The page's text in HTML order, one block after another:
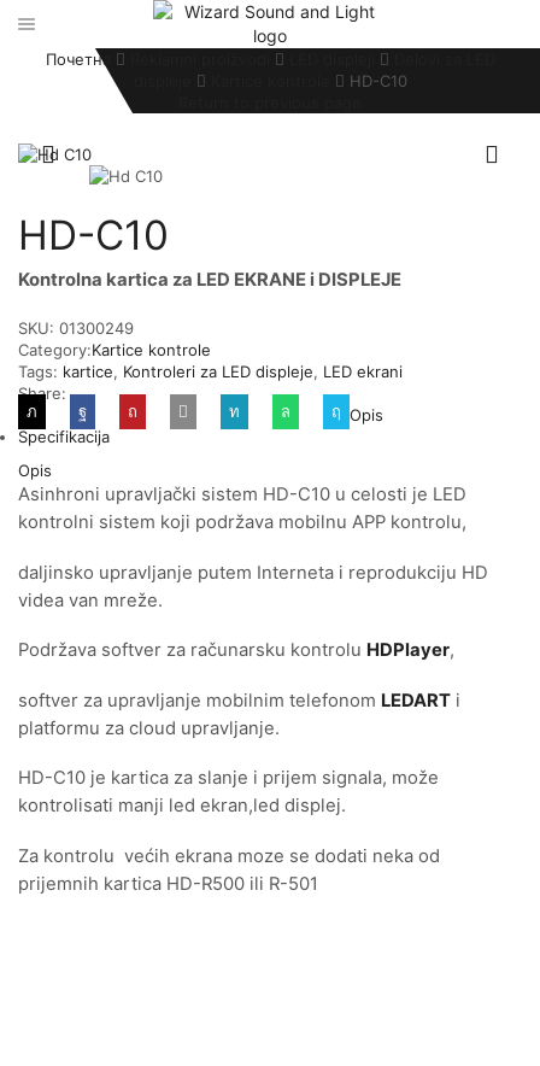
Почетна
HD-C10
HD-C10
Kontrolna kartica za LED EKRANE i DISPLEJE
SKU: 01300249
Category:Kartice kontrole
Tags: kartice, Kontroleri za LED displeje, LED ekrani
Share:
Opis
Specifikacija
Opis
Asinhroni upravljački sistem HD-C10 u celosti je LED
kontrolni sistem koji podržava mobilnu APP kontrolu,
daljinsko upravljanje putem Interneta i reprodukciju HD
videa van mreže.
Podržava softver za računarsku kontrolu HDPlayer,
softver za upravljanje mobilnim telefonom LEDART i
platformu za cloud upravljanje.
HD-C10 je kartica za slanje i prijem signala, može
kontrolisati manji led ekran,led displej.
Za kontrolu većih ekrana moze se dodati neka od
prijemnih kartica HD-R500 ili R-501